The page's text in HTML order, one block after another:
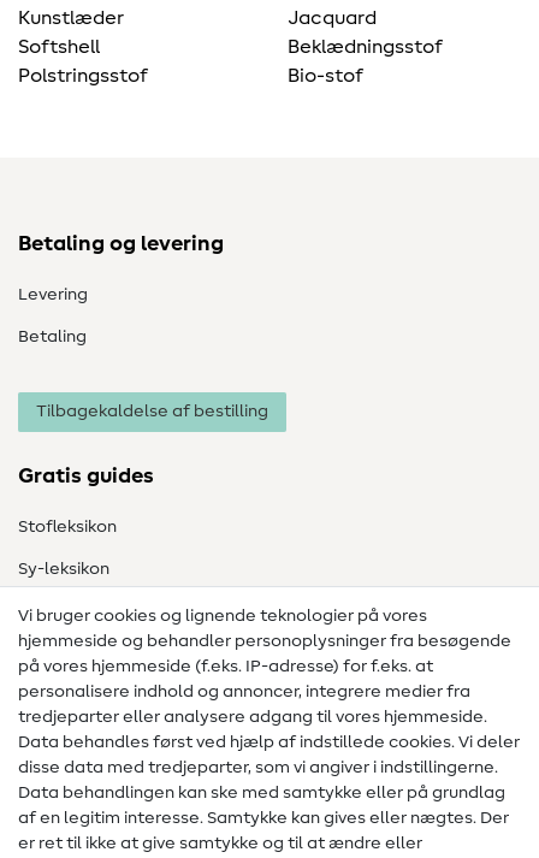
Kunstlæder
Softshell
Polstringsstof
Jacquard
Beklædningsstof
Bio-stof
Betaling og levering
Levering
Betaling
Tilbagekaldelse af bestilling
Gratis guides
Stofleksikon
Sy-leksikon
Syvejledninger
Hjælp & kontakt
Kontakt
Information om ændring af operatør
FAQ
Fortrydelsesret
Vi bruger cookies og lignende teknologier på vores
hjemmeside og behandler personoplysninger fra besøgende
på vores hjemmeside (f.eks. IP-adresse) for f.eks. at
personalisere indhold og annoncer, integrere medier fra
tredjeparter eller analysere adgang til vores hjemmeside.
Data behandles først ved hjælp af indstillede cookies. Vi deler
disse data med tredjeparter, som vi angiver i indstillingerne.
Data behandlingen kan ske med samtykke eller på grundlag
af en legitim interesse. Samtykke kan gives eller nægtes. Der
er ret til ikke at give samtykke og til at ændre eller